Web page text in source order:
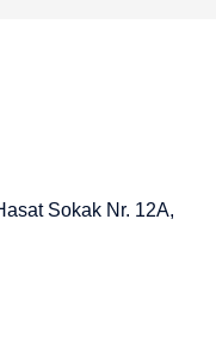
Sokak Nr. 12A,